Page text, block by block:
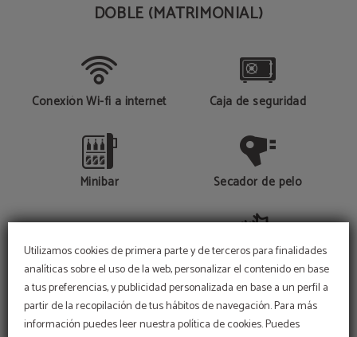
Utilizamos cookies de primera parte y de terceros para finalidades
analíticas sobre el uso de la web, personalizar el contenido en base
a tus preferencias, y publicidad personalizada en base a un perfil a
partir de la recopilación de tus hábitos de navegación. Para más
información puedes leer nuestra política de cookies. Puedes
DOBLE (MATRIMONIAL)
Conexión Wi-fi a internet Caja de seguridad
Minibar Secador de pelo
TV LCD
Aire acondicionado o
calefacción según
temporada
MOSTRAR MÁS